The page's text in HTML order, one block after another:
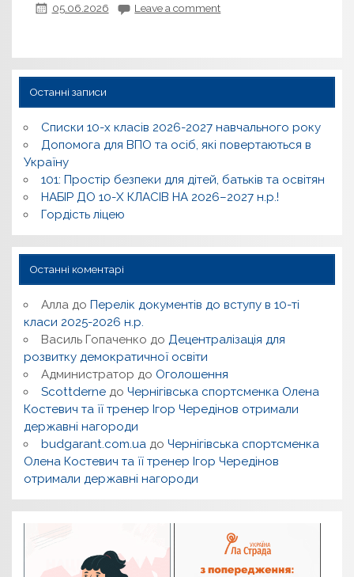
05.06.2026 Leave a comment
Останні записи
Списки 10-х класів 2026-2027 навчального року
Допомога для ВПО та осіб, які повертаються в
Україну
101: Простір безпеки для дітей, батьків та освітян
НАБІР ДО 10-Х КЛАСІВ НА 2026–2027 н.р.!
Гордість ліцею
Останні коментарі
Алладо Перелік документів до вступу в 10-ті
класи 2025-2026 н.р.
Василь Гопаченко до Децентралізація для
розвитку демократичної освіти
Администратор до Оголошення
Scottderneдо Чернігівська спортсменка Олена
Костевич та її тренер Ігор Чередінов отримали
державні нагороди
budgarant.com.uaдо Чернігівська спортсменка
Олена Костевич та її тренер Ігор Чередінов
отримали державні нагороди